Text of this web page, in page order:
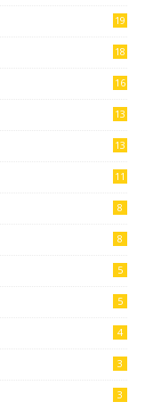
19
18
16
13
13
11
8
8
5
5
4
3
3